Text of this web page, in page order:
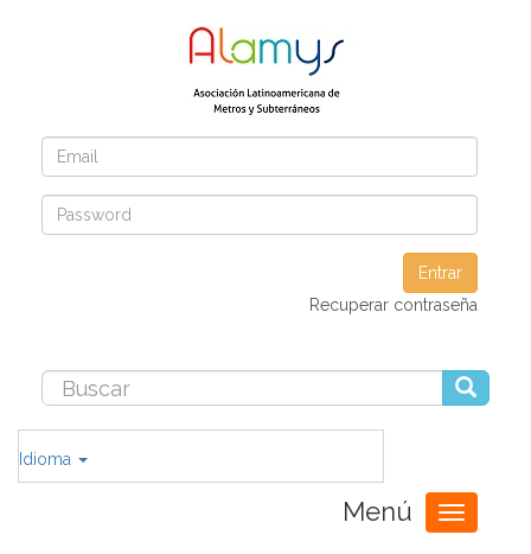
Entrar
Recuperar contraseña
Idioma
Menú
Toggle
navigation